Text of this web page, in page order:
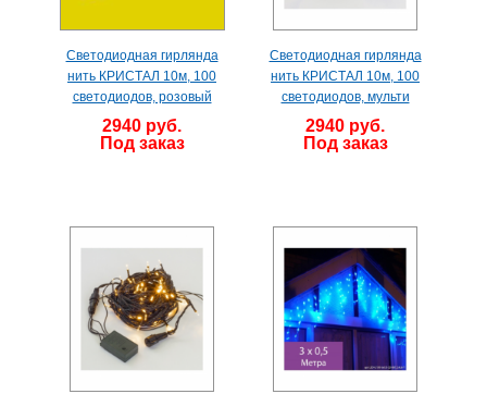
Светодиодная гирлянда
нить КРИСТАЛ 10м, 100
светодиодов, розовый
2940 руб.
Под заказ
Светодиодная гирлянда
нить КРИСТАЛ 10м, 100
светодиодов, мульти
2940 руб.
Под заказ